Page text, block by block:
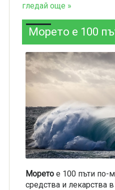
гледай още »
Морето е 100 пъти по-мощно средство
Моретое 100 пъти по-
средства и лекарства